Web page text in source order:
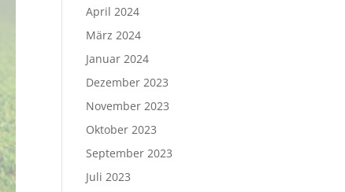
April 2024
März 2024
Januar 2024
Dezember 2023
November 2023
Oktober 2023
September 2023
Juli 2023